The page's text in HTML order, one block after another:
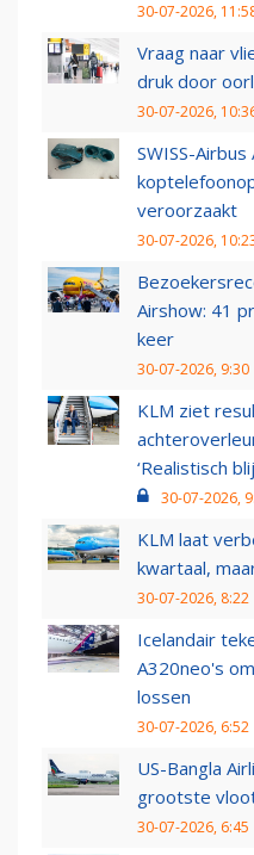
30-07-2026,
Vraag naar
druk door
30-07-2026,
SWISS-
veroorzaakt
30-07-2026,
Airshow: 41
keer
30-07-2026, 9:30
KLM ziet
‘Realistisch
30-07-2026,
KLM laat
kwartaal,
30-07-2026, 8:22
Icelandair
A320neo's
lossen
30-07-2026, 6:52
US-Bangla
grootste
30-07-2026, 6:45